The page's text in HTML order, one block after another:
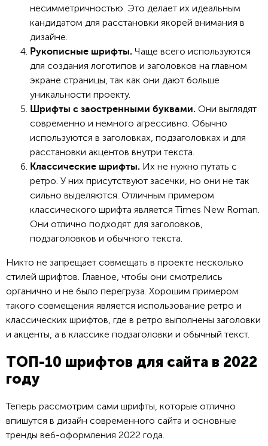
несимметричностью. Это делает их идеальным
кандидатом для расстановки якорей внимания в
дизайне.
Рукописные шрифты. Чаще всего используются
для создания логотипов и заголовков на главном
экране страницы, так как они дают больше
уникальности проекту.
Шрифты с заостренными буквами. Они выглядят
современно и немного агрессивно. Обычно
используются в заголовках, подзаголовках и для
расстановки акцентов внутри текста.
Классические шрифты. Их не нужно путать с
ретро. У них присутствуют засечки, но они не так
сильно выделяются. Отличным примером
классического шрифта является Times New Roman.
Они отлично подходят для заголовков,
подзаголовков и обычного текста.
Никто не запрещает совмещать в проекте несколько
стилей шрифтов. Главное, чтобы они смотрелись
органично и не было перегруза. Хорошим примером
такого совмещения является использование ретро и
классических шрифтов, где в ретро выполнены заголовки
и акценты, а в классике подзаголовки и обычный текст.
ТОП-10 шрифтов для сайта в 2022
году
Теперь рассмотрим сами шрифты, которые отлично
впишутся в дизайн современного сайта и основные
тренды веб-оформления 2022 года.